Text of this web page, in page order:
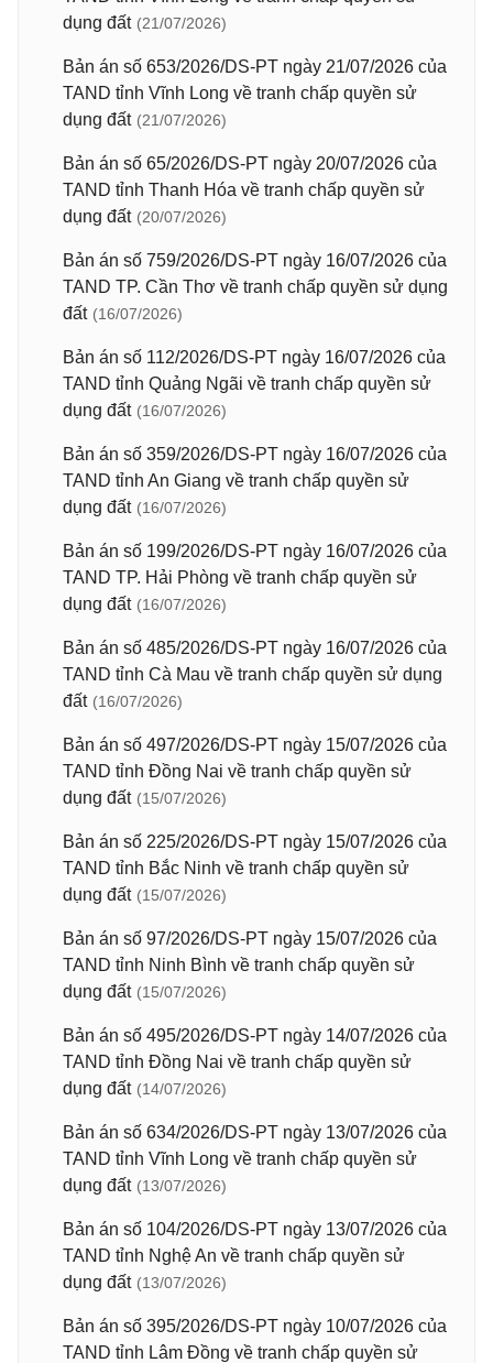
dụng đất (21/07/2026)
Bản án số 653/2026/DS-PT ngày 21/07/2026 của
TAND tỉnh Vĩnh Long về tranh chấp quyền sử
dụng đất (21/07/2026)
Bản án số 65/2026/DS-PT ngày 20/07/2026 của
TAND tỉnh Thanh Hóa về tranh chấp quyền sử
dụng đất (20/07/2026)
Bản án số 759/2026/DS-PT ngày 16/07/2026 của
TAND TP. Cần Thơ về tranh chấp quyền sử dụng
đất (16/07/2026)
Bản án số 112/2026/DS-PT ngày 16/07/2026 của
TAND tỉnh Quảng Ngãi về tranh chấp quyền sử
dụng đất (16/07/2026)
Bản án số 359/2026/DS-PT ngày 16/07/2026 của
TAND tỉnh An Giang về tranh chấp quyền sử
dụng đất (16/07/2026)
Bản án số 199/2026/DS-PT ngày 16/07/2026 của
TAND TP. Hải Phòng về tranh chấp quyền sử
dụng đất (16/07/2026)
Bản án số 485/2026/DS-PT ngày 16/07/2026 của
TAND tỉnh Cà Mau về tranh chấp quyền sử dụng
đất (16/07/2026)
Bản án số 497/2026/DS-PT ngày 15/07/2026 của
TAND tỉnh Đồng Nai về tranh chấp quyền sử
dụng đất (15/07/2026)
Bản án số 225/2026/DS-PT ngày 15/07/2026 của
TAND tỉnh Bắc Ninh về tranh chấp quyền sử
dụng đất (15/07/2026)
Bản án số 97/2026/DS-PT ngày 15/07/2026 của
TAND tỉnh Ninh Bình về tranh chấp quyền sử
dụng đất (15/07/2026)
Bản án số 495/2026/DS-PT ngày 14/07/2026 của
TAND tỉnh Đồng Nai về tranh chấp quyền sử
dụng đất (14/07/2026)
Bản án số 634/2026/DS-PT ngày 13/07/2026 của
TAND tỉnh Vĩnh Long về tranh chấp quyền sử
dụng đất (13/07/2026)
Bản án số 104/2026/DS-PT ngày 13/07/2026 của
TAND tỉnh Nghệ An về tranh chấp quyền sử
dụng đất (13/07/2026)
Bản án số 395/2026/DS-PT ngày 10/07/2026 của
TAND tỉnh Lâm Đồng về tranh chấp quyền sử